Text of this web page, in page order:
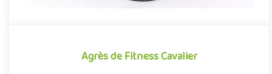
Agrès de Fitness Cavalier